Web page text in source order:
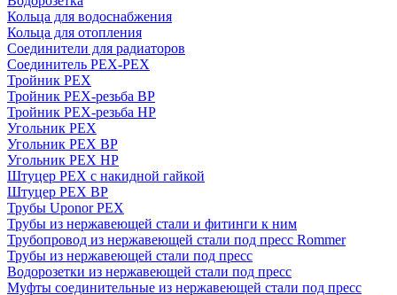
Кольца для водоснабжения
Кольца для отопления
Соединители для радиаторов
Соединитель PEX-PEX
Тройник PEX
Тройник PEX-резьба ВР
Тройник PEX-резьба НР
Угольник PEX
Угольник PEX ВР
Угольник PEX НР
Штуцер PEX c накидной гайкой
Штуцер PEX ВР
Трубы Uponor PEX
Трубы из нержавеющей стали и фитинги к ним
Трубопровод из нержавеющей стали под пресс Rommer
Трубы из нержавеющей стали под пресс
Водорозетки из нержавеющей стали под пресс
Муфты соединительные из нержавеющей стали под пресс